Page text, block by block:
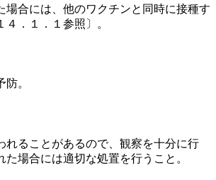
場合には、他のワクチンと同時に接種す
．１．１参照〕。
。
れることがあるので、観察を十分に行
た場合には適切な処置を行うこと。